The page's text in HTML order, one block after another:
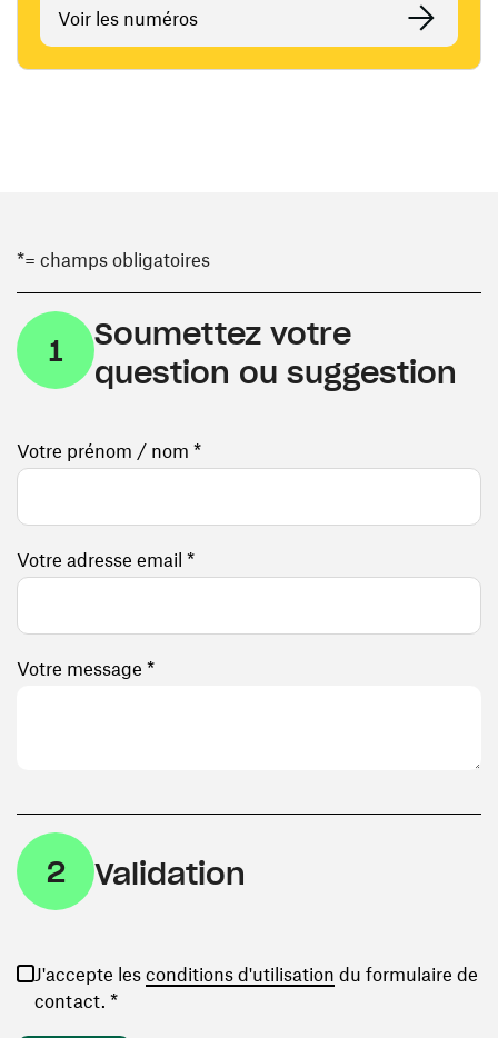
Voir les numéros
*= champs obligatoires
1
Soumettez votre
question ou suggestion
Votre prénom / nom *
Votre adresse email *
Votre message *
2 Validation
J'accepte les conditions d'utilisation (ouvre une
du formulaire de
contact. *